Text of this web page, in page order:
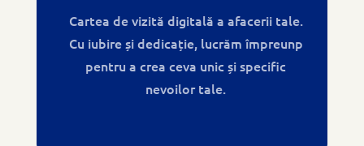
Cartea de vizită digitală a afacerii tale.
Cu iubire și dedicație, lucrăm împreunp
pentru a crea ceva unic și specific
nevoilor tale.